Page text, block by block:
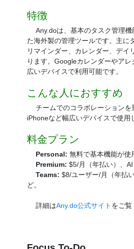
特徴
Any.doは、基本のタスク管理
た海外製の管理ツールです。主に
リマインダー、カレンダー、デイ
ります。Googleカレンダーやア
広いデバイスで利用可能です。
こんな人におすすめ
チームでのコラボレーション
iPhoneなど幅広いデバイスで使用
料金プラン
Personal: 無料で基本機能が使
Premium: $5/月（年払い）、AI
Teams: $8/ユーザー/月（年払
ど。
詳細はAny.do公式サイト をご覧